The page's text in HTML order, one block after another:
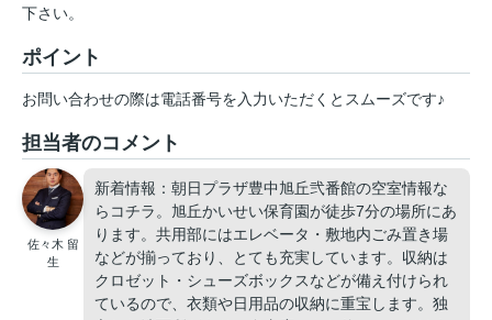
下さい。
ポイント
お問い合わせの際は電話番号を入力いただくとスムーズです♪
担当者のコメント
佐々木 留
生
新着情報：朝日プラザ豊中旭丘弐番館の空室情報な
らコチラ。旭丘かいせい保育園が徒歩7分の場所にあ
ります。共用部にはエレベータ・敷地内ごみ置き場
などが揃っており、とても充実しています。収納は
クロゼット・シューズボックスなどが備え付けられ
ているので、衣類や日用品の収納に重宝します。独